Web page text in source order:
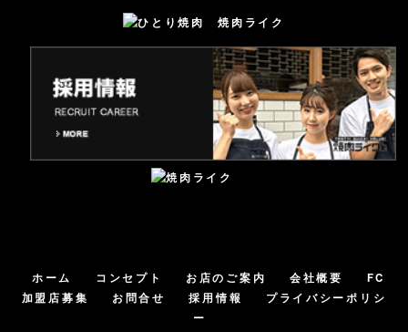
ホーム コンセプト お店のご案内 会社概要
FC
加盟店募集
お問合せ 採用情報
プライバシーポリシ
ー